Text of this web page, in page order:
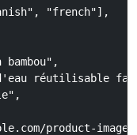
"french"],
bambou",
réutilisable
product-